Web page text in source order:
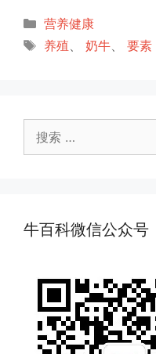
分
类
营养健康
标
养殖、 奶牛、 要素
索：
牛百科微信公众号